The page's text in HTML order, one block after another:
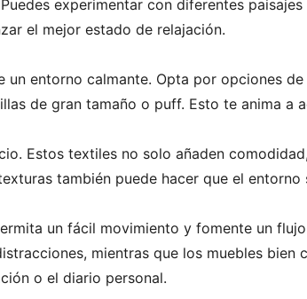
experimentar con diferentes
el mejor estado de relajación.
entorno calmante. Opta por opciones
de gran tamaño o puff. Esto te anima a
Estos textiles no solo añaden
también puede hacer que el entorno
un fácil movimiento y fomente un
mientras que los muebles bien
o el diario personal.